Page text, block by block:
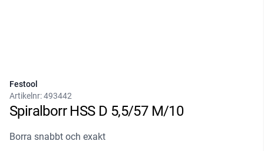
Festool
Artikelnr:493442
Spiralborr HSS D 5,5/57 M/10
Borra snabbt och exakt